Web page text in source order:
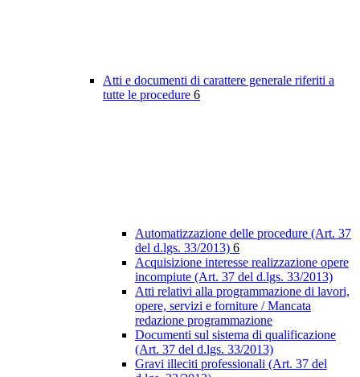
Atti e documenti di carattere generale riferiti a
tutte le procedure 6
Automatizzazione delle procedure (Art. 37
del d.lgs. 33/2013) 6
Acquisizione interesse realizzazione opere
incompiute (Art. 37 del d.lgs. 33/2013)
Atti relativi alla programmazione di lavori,
opere, servizi e forniture / Mancata
redazione programmazione
Documenti sul sistema di qualificazione
(Art. 37 del d.lgs. 33/2013)
Gravi illeciti professionali (Art. 37 del